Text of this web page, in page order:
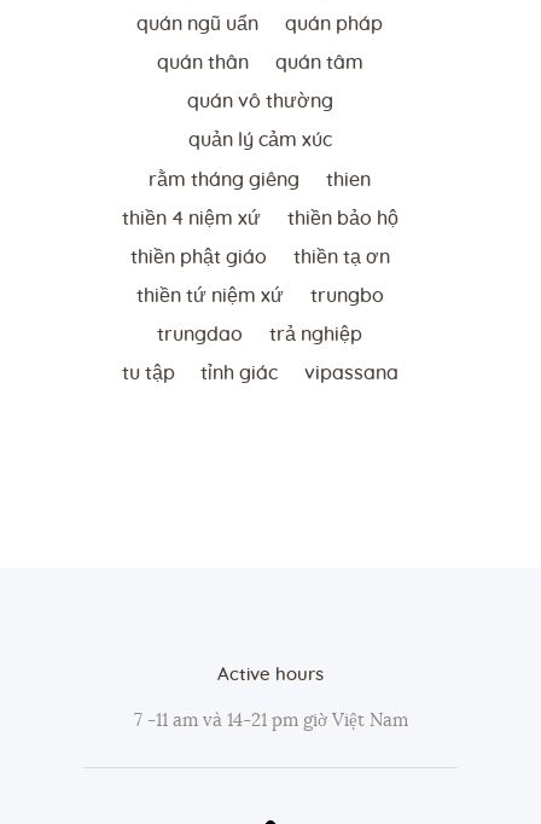
quán ngũ uẩn quán pháp
quán thân quán tâm
quán vô thường
quản lý cảm xúc
rằm tháng giêng thien
thiền 4 niệm xứ thiền bảo hộ
thiền phật giáo thiền tạ ơn
thiền tứ niệm xứ trungbo
trungdao trả nghiệp
tu tập tỉnh giác vipassana
Active hours
7 -11 am và 14-21 pm giờ Việt Nam